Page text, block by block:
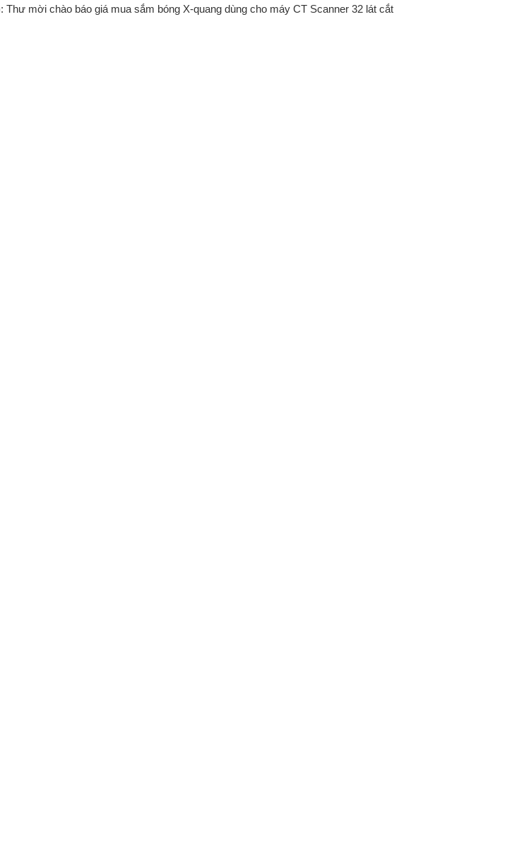
Thư mời chào báo giá mua sắm bóng X-quang dùng cho máy CT Scanner 32 lát cắt